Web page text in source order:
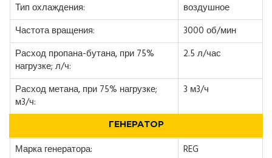
Тип охлаждения:
воздушное
Частота вращения:
3000 об/мин
Расход пропана-бутана, при 75%
нагрузке; л/ч:
2.5 л/час
Расход метана, при 75% нагрузке;
м3/ч:
3 м3/ч
ГЕНЕРАТОР
Марка генератора:
REG